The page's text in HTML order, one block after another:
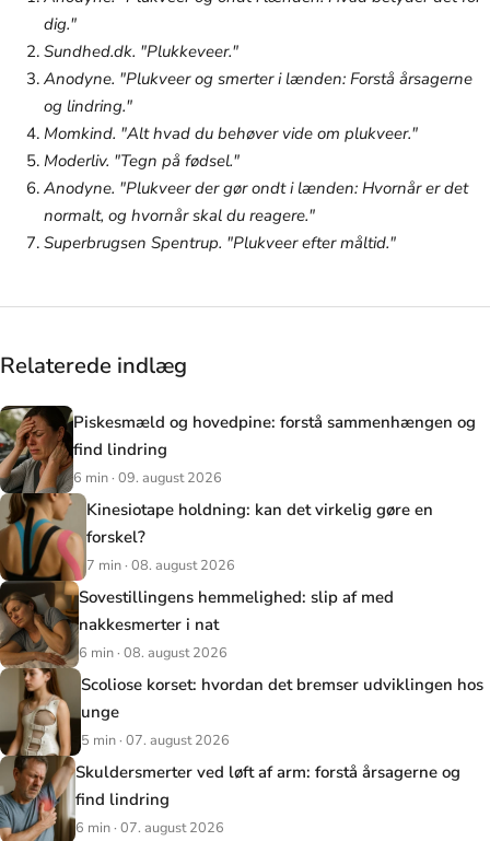
dig."
Sundhed.dk. "Plukkeveer."
Anodyne. "Plukveer og smerter i lænden: Forstå årsagerne
og lindring."
Momkind. "Alt hvad du behøver vide om plukveer."
Moderliv. "Tegn på fødsel."
Anodyne. "Plukveer der gør ondt i lænden: Hvornår er det
normalt, og hvornår skal du reagere."
Superbrugsen Spentrup. "Plukveer efter måltid."
Relaterede indlæg
Piskesmæld og hovedpine: forstå sammenhængen og
find lindring
6 min · 09. august 2026
Kinesiotape holdning: kan det virkelig gøre en
forskel?
7 min · 08. august 2026
Sovestillingens hemmelighed: slip af med
nakkesmerter i nat
6 min · 08. august 2026
Scoliose korset: hvordan det bremser udviklingen hos
unge
5 min · 07. august 2026
Skuldersmerter ved løft af arm: forstå årsagerne og
find lindring
6 min · 07. august 2026